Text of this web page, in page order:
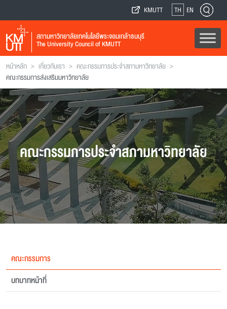
KMUTT TH EN
สภามหาวิทยาลัยเทคโนโลยีพระจอมเกล้าธนบุรี
The University Council of KMUTT
หน้าหลัก > เกี่ยวกับเรา > คณะกรรมการประจำสภามหาวิทยาลัย >
คณะกรรมการส่งเสริมมหาวิทยาลัย
คณะกรรมการประจำสภามหาวิทยาลัย
คณะกรรมการ
บทบาทหน้าที่